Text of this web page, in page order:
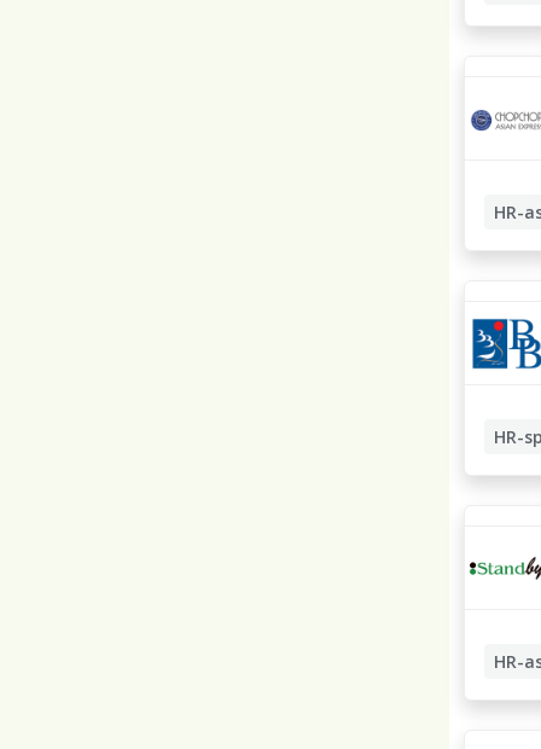
HR-
HR-
HR-